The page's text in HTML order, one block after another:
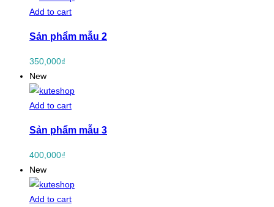
Add to cart
Sản phẩm mẫu 2
350,000₫
New
Add to cart
Sản phẩm mẫu 3
400,000₫
New
Add to cart